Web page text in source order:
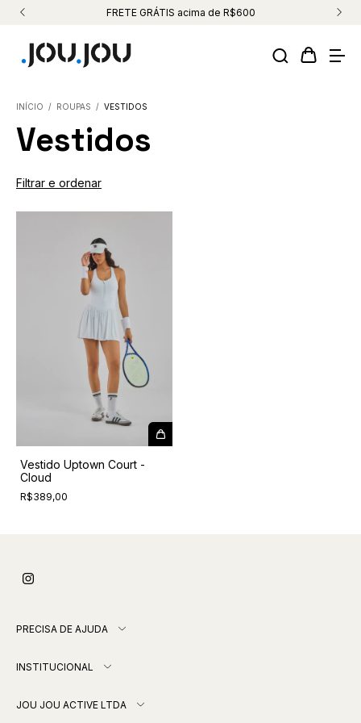
FRETE GRÁTIS acima de R$600
INÍCIO / ROUPAS / VESTIDOS
Vestidos
Filtrar e ordenar
Vestido Uptown Court -
Cloud
R$389,00
PRECISA DE AJUDA
INSTITUCIONAL
JOU JOU ACTIVE LTDA